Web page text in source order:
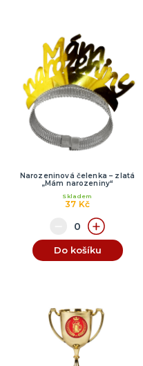
Narozeninová čelenka – zlatá
„Mám narozeniny“
37 Kč
Skladem
Do košíku